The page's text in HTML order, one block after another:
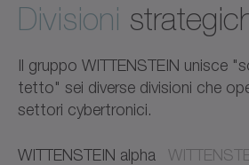
Divisioni
Il gruppo WITTENSTEIN unisce
tetto" sei diverse divisioni che
settori cybertronici.
WITTENSTEIN alpha